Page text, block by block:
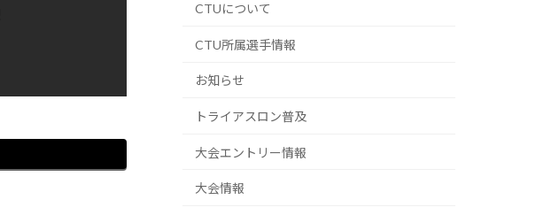
CTUについて
CTU所属選手情報
お知らせ
トライアスロン普及
大会エントリー情報
大会情報